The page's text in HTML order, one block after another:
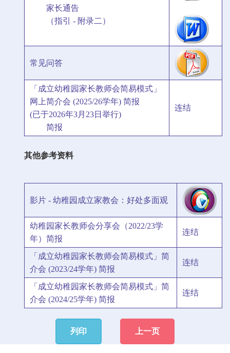
家长通告
（指引 - 附录二）
常见问答
「成立幼稚园家长教师会简易模式」
网上简介会 (2025/26学年) 简报
(已于2026年3月23日举行)
简报
连结
其他参考资料
影片 - 幼稚园成立家教会：好处多面观
幼稚园家长教师会分享会（2022/23学
年）简报
连结
「成立幼稚园家长教师会简易模式」简
介会 (2023/24学年) 简报
连结
「成立幼稚园家长教师会简易模式」简
介会 (2024/25学年) 简报
连结
列印 上一页